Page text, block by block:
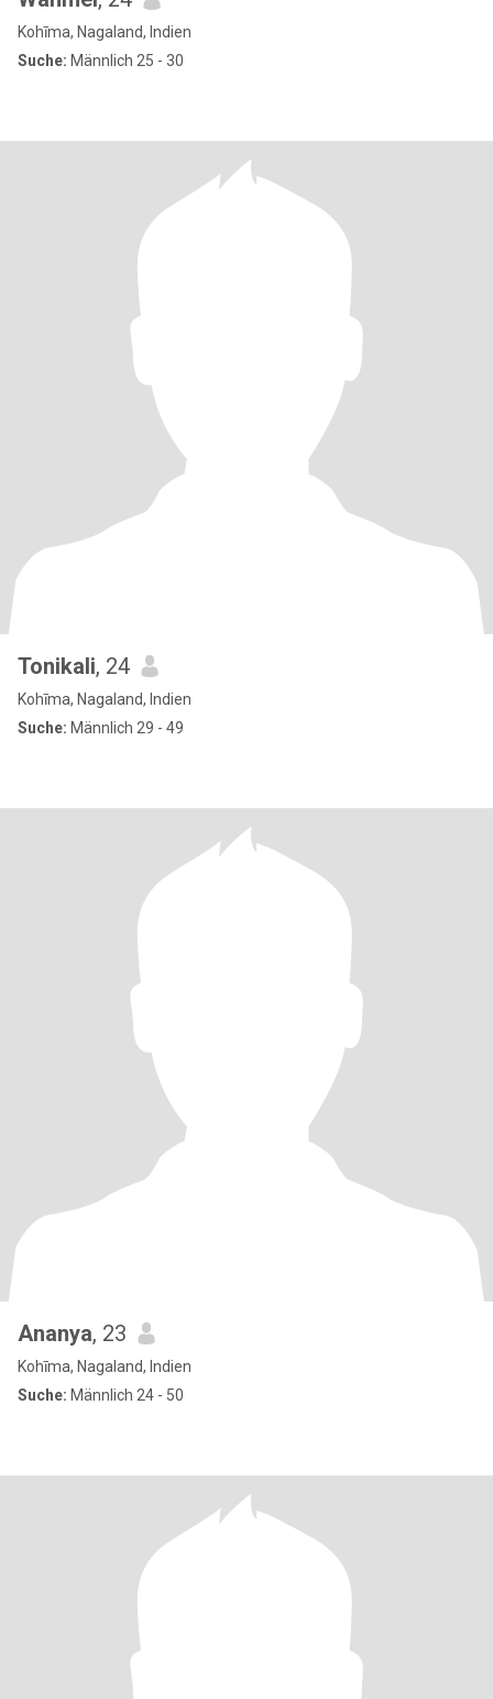
Kohīma, Nagaland, Indien
Suche: Männlich 25 - 30
Tonikali, 24
Kohīma, Nagaland, Indien
Suche: Männlich 29 - 49
Ananya, 23
Kohīma, Nagaland, Indien
Suche: Männlich 24 - 50